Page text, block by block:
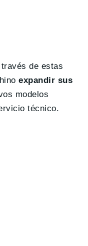
de estas
expandir sus
modelos
técnico.